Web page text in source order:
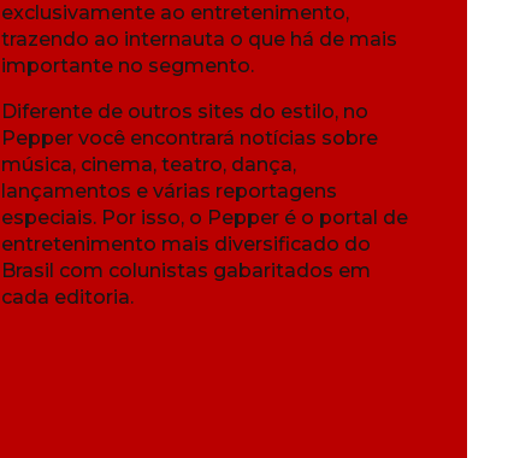
exclusivamente ao entretenimento,
trazendo ao internauta o que há de mais
importante no segmento.
Diferente de outros sites do estilo, no
Pepper você encontrará notícias sobre
música, cinema, teatro, dança,
lançamentos e várias reportagens
especiais. Por isso, o Pepper é o portal de
entretenimento mais diversificado do
Brasil com colunistas gabaritados em
cada editoria.